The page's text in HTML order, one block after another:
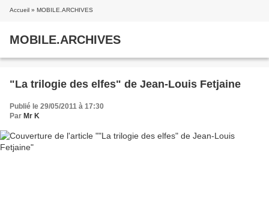
Accueil » MOBILE.ARCHIVES
MOBILE.ARCHIVES
"La trilogie des elfes" de Jean-Louis Fetjaine
Publié le 29/05/2011 à 17:30
Par Mr K